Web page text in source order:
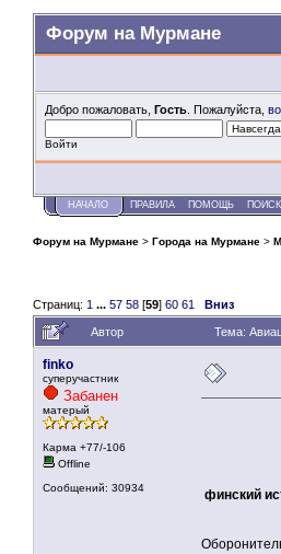
Форум на Мурмане
Добро пожаловать, Гость . Пожалуйста,
Войти
НАЧАЛО ПРАВИЛА ПОМОЩЬ ПОИСК
Форум на Мурмане > Города на Мурмане >
Страниц: 1 ... 57 58 [59] 60 61 Вниз
Автор Тема:
finko
суперучастник
Забанен
матерый
Карма +77/-106
Offline
Сообщений: 30934
финский